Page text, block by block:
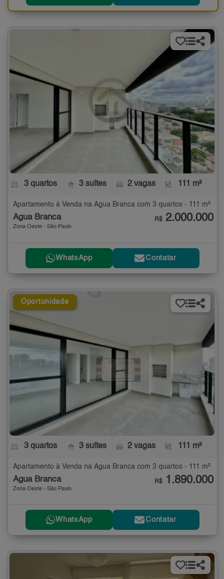
3 quartos 3 suítes 2 vagas 111 m²
Apartamento à Venda na Água Branca com 3 quartos - 111 m²
Água Branca
Zona Oeste - São Paulo
R$ 2.000.000
WhatsApp Contatar
Oportunidade
3 quartos 3 suítes 2 vagas 111 m²
Apartamento à Venda na Água Branca com 3 quartos - 111 m²
Água Branca
Zona Oeste - São Paulo
R$ 1.890.000
WhatsApp Contatar